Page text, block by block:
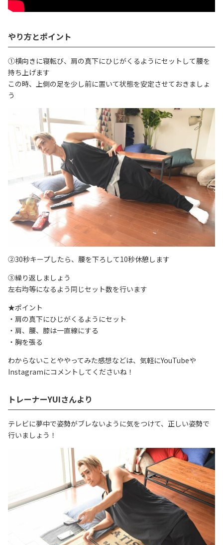
やり方とポイント
①横向きに寝転び、肩の真下にひじがくるようにセットして腰を
持ち上げます
この時、上側の足を少し前に置いて状態を安定させておきましょ
う
②30秒キープしたら、腰を下ろして10秒休憩します
③繰り返しましょう
左右均等になるよう同じセット数を行います
★ポイント
・肩の真下にひじがくるようにセット
・肩、腰、膝は一直線にする
・胸を張る
わからないことややってみた感想などは、気軽にYouTubeや
Instagramにコメントしてくださいね！
トレーナーYUIさんより
テレビに夢中で姿勢がブレないように気をつけて、正しい姿勢で
行いましょう！